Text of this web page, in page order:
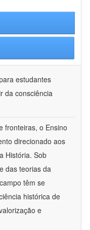
estudantes
da consciência
fronteiras, o Ensino
direcionado aos
História. Sob
das teorias da
têm se
histórica de
e